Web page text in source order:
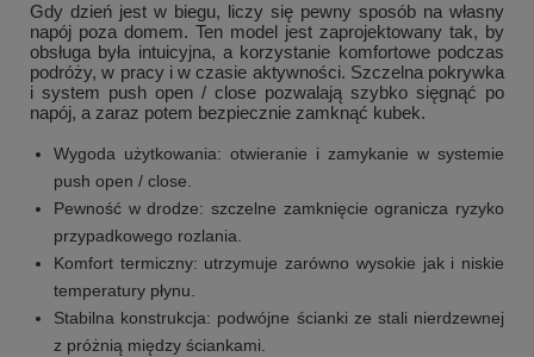
Gdy dzień jest w biegu, liczy się pewny sposób na własny
napój poza domem. Ten model jest zaprojektowany tak, by
obsługa była intuicyjna, a korzystanie komfortowe podczas
podróży, w pracy i w czasie aktywności. Szczelna pokrywka
i system push open / close pozwalają szybko sięgnąć po
napój, a zaraz potem bezpiecznie zamknąć kubek.
Wygoda użytkowania: otwieranie i zamykanie w systemie
push open / close.
Pewność w drodze: szczelne zamknięcie ogranicza ryzyko
przypadkowego rozlania.
Komfort termiczny: utrzymuje zarówno wysokie jak i niskie
temperatury płynu.
Stabilna konstrukcja: podwójne ścianki ze stali nierdzewnej
z próżnią między ściankami.